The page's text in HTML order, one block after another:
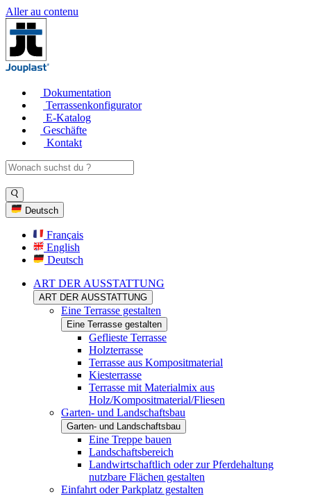
Aller au contenu
Dokumentation
Terrassenkonfigurator
E-Katalog
Geschäfte
Kontakt
Deutsch
Français
English
Deutsch
ART DER AUSSTATTUNG
ART DER AUSSTATTUNG
Eine Terrasse gestalten
Eine Terrasse gestalten
Geflieste Terrasse
Holzterrasse
Terrasse aus Kompositmaterial
Kiesterrasse
Terrasse mit Materialmix aus
Holz/Kompositmaterial/Fliesen
Garten- und Landschaftsbau
Garten- und Landschaftsbau
Eine Treppe bauen
Landschaftsbereich
Landwirtschaftlich oder zur Pferdehaltung
nutzbare Flächen gestalten
Einfahrt oder Parkplatz gestalten